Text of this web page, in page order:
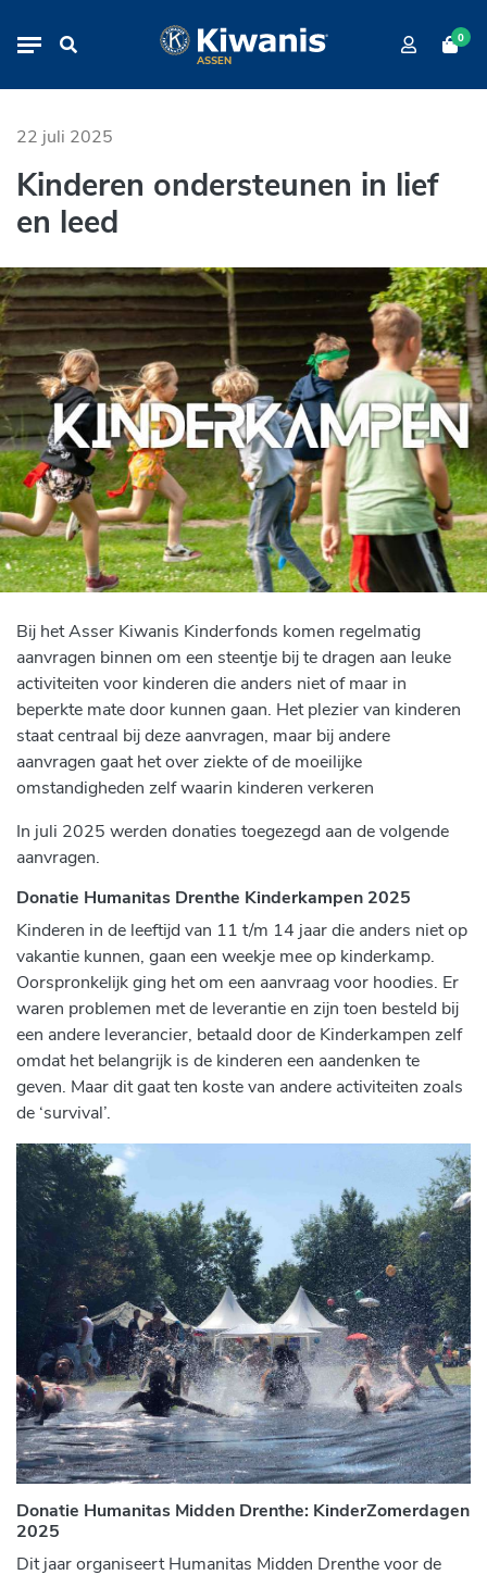
Kinderen ondersteunen in lief en
ASSEN
0
22 juli 2025
Kinderen ondersteunen in lief
en leed
Bij het Asser Kiwanis Kinderfonds komen regelmatig
aanvragen binnen om een steentje bij te dragen aan leuke
activiteiten voor kinderen die anders niet of maar in
beperkte mate door kunnen gaan. Het plezier van kinderen
staat centraal bij deze aanvragen, maar bij andere
aanvragen gaat het over ziekte of de moeilijke
omstandigheden zelf waarin kinderen verkeren
In juli 2025 werden donaties toegezegd aan de volgende
aanvragen.
Donatie Humanitas Drenthe Kinderkampen 2025
Kinderen in de leeftijd van 11 t/m 14 jaar die anders niet op
vakantie kunnen, gaan een weekje mee op kinderkamp.
Oorspronkelijk ging het om een aanvraag voor hoodies. Er
waren problemen met de leverantie en zijn toen besteld bij
een andere leverancier, betaald door de Kinderkampen zelf
omdat het belangrijk is de kinderen een aandenken te
geven. Maar dit gaat ten koste van andere activiteiten zoals
de ‘survival’.
Donatie Humanitas Midden Drenthe: KinderZomerdagen
2025
Dit jaar organiseert Humanitas Midden Drenthe voor de